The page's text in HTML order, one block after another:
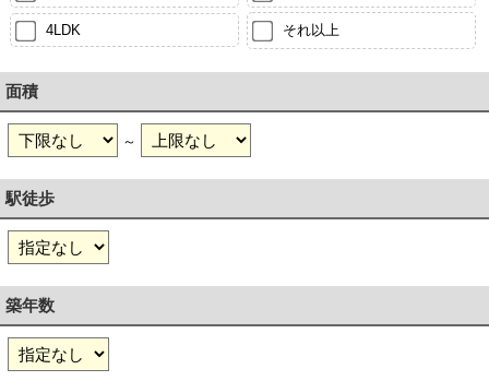
4LDK それ以上
面積
～
駅徒歩
築年数